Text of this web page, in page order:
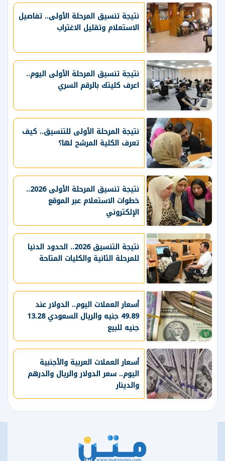
نتيجة تنسيق المرحلة الأولى.. تفاصيل
الاستعلام وتقليل الاغتراب
نتيجة تنسيق المرحلة الأولى اليوم..
اعرف كليتك بالرقم السري
نتيجة المرحلة الأولى للتنسيق.. كيف
تعرف الكلية المرشح لها؟
نتيجة تنسيق المرحلة الأولى 2026..
خطوات الاستعلام عبر الموقع
الإلكتروني
نتيجة التنسيق 2026.. الحدود الدنيا
للمرحلة الثانية والكليات المتاحة
أسعار العملات اليوم.. الدولار عند
49.89 جنيه والريال السعودي 13.28
جنيه للبيع
أسعار العملات العربية والأجنبية
اليوم.. سعر الدولار والريال والدرهم
والدينار